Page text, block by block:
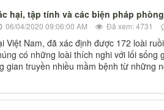
hại, tập tính và các biện pháp
06/04/2020 09:06:00 AM Đã xem: 4731
Việt Nam, đã xác định được 172 loài
có những loài thích nghi với lối
gian truyền nhiều mầm bệnh từ những